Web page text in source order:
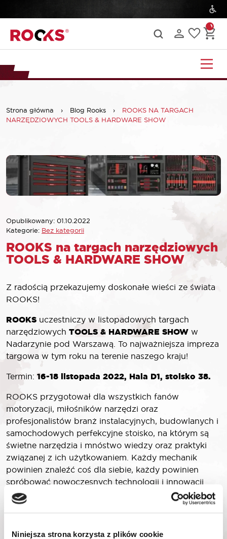
Niniejsza strona korzysta z plików cookie
Strona główna › Blog Rooks ›
ROOKS NA TARGACH
NARZĘDZIOWYCH TOOLS & HARDWARE SHOW
Opublikowany: 01.10.2022
Kategorie: Bez kategorii
ROOKS na targach narzędziowych
TOOLS & HARDWARE SHOW
Z radością przekazujemy doskonałe wieści ze świata
ROOKS!
ROOKS uczestniczy w listopadowych targach
narzędziowych TOOLS & HARDWARE SHOW w
Nadarzynie pod Warszawą. To najważniejsza impreza
targowa w tym roku na terenie naszego kraju!
Termin: 16-18 listopada 2022, Hala D1, stoisko 38.
ROOKS przygotował dla wszystkich fanów
motoryzacji, miłośników narzędzi oraz
profesjonalistów branż instalacyjnych, budowlanych i
samochodowych perfekcyjne stoisko, na którym są
świetne narzędzia i mnóstwo wiedzy oraz praktyki
związanej z ich użytkowaniem. Każdy mechanik
powinien znaleźć coś dla siebie, każdy powinien
spróbować nowoczesnych technologii i innowacji
ukrytych w narzędziach ROOKS.
Dla każdego są podczas targów specjalne promocje